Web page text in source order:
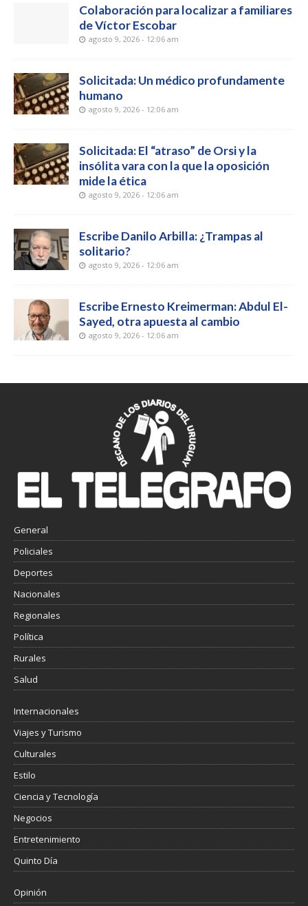
Colaboración para localizar a familiares
de Víctor Escobar
agosto 9, 2026 - 12:06 am
Solicitada: Un médico profundamente
humano
agosto 9, 2026 - 12:06 am
Solicitada: El “atraso” de Orsi y la
insólita vara con la que la oposición
mide la ética
agosto 9, 2026 - 12:06 am
Escribe Danilo Arbilla: ¿Trampas al
solitario?
agosto 9, 2026 - 12:06 am
Escribe Ernesto Kreimerman: Abdul El-
Sayed, otra apuesta al cambio
agosto 9, 2026 - 12:06 am
General
Policiales
Deportes
Nacionales
Regionales
Política
Rurales
Salud
Internacionales
Viajes y Turismo
Culturales
Estilo
Ciencia y Tecnología
Negocios
Entretenimiento
Quinto Día
Opinión